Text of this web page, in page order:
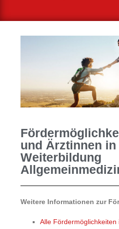
und Ärztinnen in
Weiterbildung
Weitere Informationen zur
Alle Fördermöglichkeiten